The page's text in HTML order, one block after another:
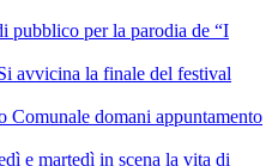
pubblico per la parodia de “I
la finale del festival
domani appuntamento
e martedì in scena la vita di